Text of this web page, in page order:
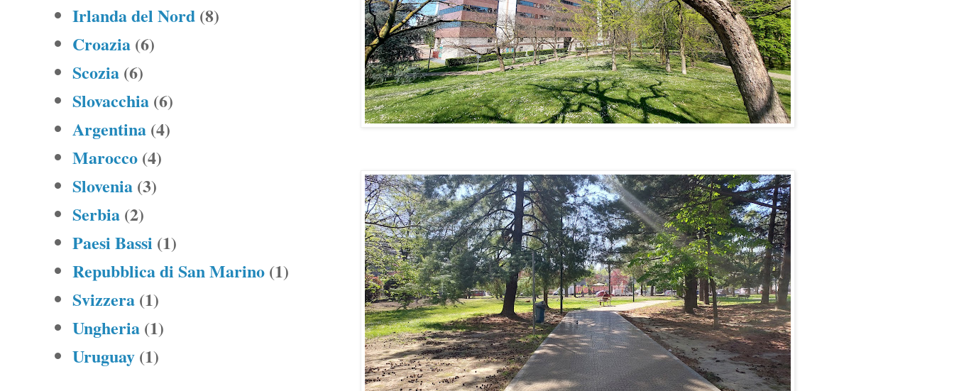
Irlanda del Nord (8)
Croazia (6)
Scozia (6)
Slovacchia (6)
Argentina (4)
Marocco (4)
Slovenia (3)
Serbia (2)
Paesi Bassi (1)
Repubblica di San Marino (1)
Svizzera (1)
Ungheria (1)
Uruguay (1)